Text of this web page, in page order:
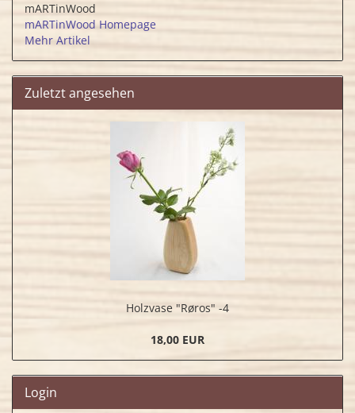
mARTinWood
mARTinWood Homepage
Mehr Artikel
Zuletzt angesehen
Holzvase "Røros" -4
18,00 EUR
Login